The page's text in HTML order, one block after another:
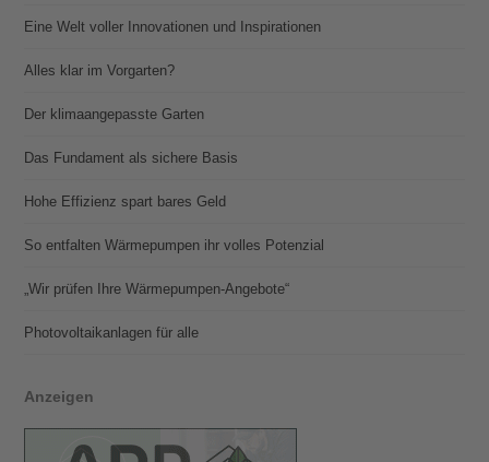
Eine Welt voller Innovationen und Inspirationen
Alles klar im Vorgarten?
Der klimaangepasste Garten
Das Fundament als sichere Basis
Hohe Effizienz spart bares Geld
So entfalten Wärmepumpen ihr volles Potenzial
„Wir prüfen Ihre Wärmepumpen-Angebote“
Photovoltaik­­anlagen für alle
Anzeigen